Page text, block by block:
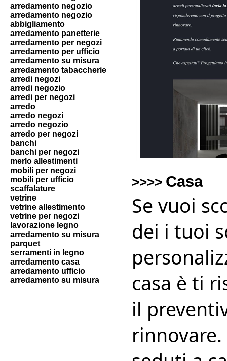
arredamento negozio
arredamento negozio
abbigliamento
arredamento panetterie
arredamento per negozi
arredamento per ufficio
arredamento su misura
arredamento tabaccherie
arredi negozi
arredi negozio
arredi per negozi
arredo
arredo negozi
arredo negozio
arredo per negozi
banchi
banchi per negozi
merlo allestimenti
mobili per negozi
mobili per ufficio
scaffalature
vetrine
vetrine allestimento
vetrine per negozi
lavorazione legno
arredamento su misura
parquet
serramenti in legno
arredamento casa
arredamento ufficio
arredamento su misura
>>>> Casa
Se vuoi
dei i tuoi
casa è ti
il